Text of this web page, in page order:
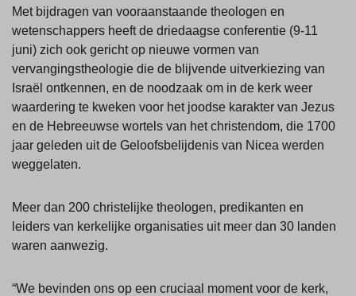
Met bijdragen van vooraanstaande theologen en
wetenschappers heeft de driedaagse conferentie (9-11
juni) zich ook gericht op nieuwe vormen van
vervangingstheologie die de blijvende uitverkiezing van
Israël ontkennen, en de noodzaak om in de kerk weer
waardering te kweken voor het joodse karakter van Jezus
en de Hebreeuwse wortels van het christendom, die 1700
jaar geleden uit de Geloofsbelijdenis van Nicea werden
weggelaten.
Meer dan 200 christelijke theologen, predikanten en
leiders van kerkelijke organisaties uit meer dan 30 landen
waren aanwezig.
“We bevinden ons op een cruciaal moment voor de kerk,